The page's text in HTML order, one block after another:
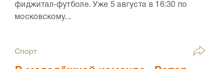
фиджитал‑футболе. Уже 5 августа в 16:30 по
московскому...
Спорт